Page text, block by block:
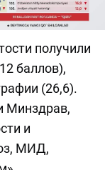
получили
баллов),
(26,6).
Минздрав,
и
МИД,